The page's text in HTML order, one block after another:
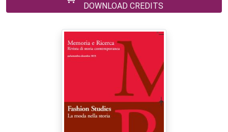
DOWNLOAD CREDITS